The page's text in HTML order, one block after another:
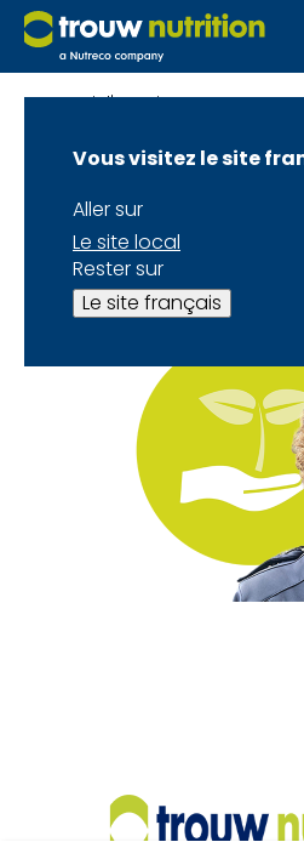
Vous visitez le site
Aller sur
Le site local
Rester sur
Le site français
Nourrir l'Avenir
Biographie
Haerinck